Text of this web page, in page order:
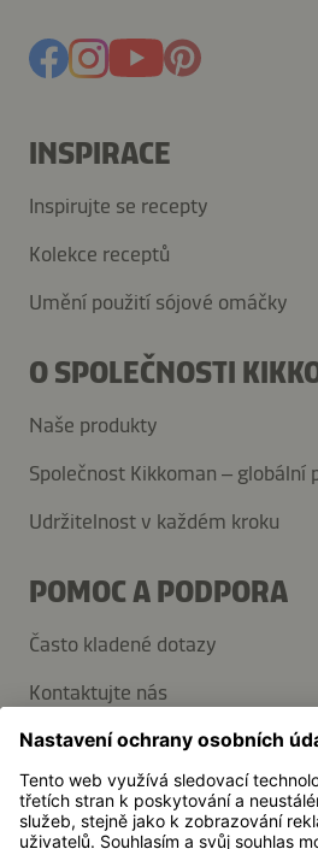
INSPIRACE
Inspirujte se recepty
Kolekce receptů
Umění použití sójové omáčky
O SPOLEČNOSTI
Naše produkty
Společnost Kikkoman – globální
Udržitelnost v každém kroku
POMOC A PODPORA
Často kladené dotazy
Kontaktujte nás
Přihlaste se k odběru novinek
Média